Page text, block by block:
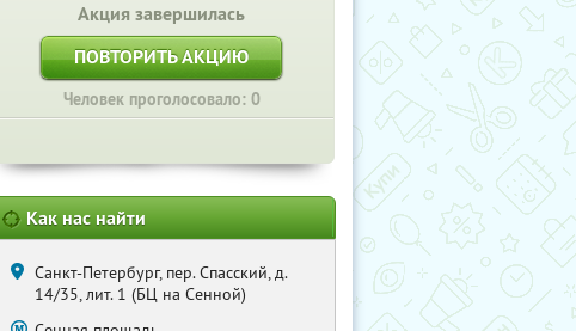
Акция завершилась
ПОВТОРИТЬ АКЦИЮ
Человек проголосовало: 0
Как нас найти
Санкт-Петербург, пер. Спасский, д.
14/35, лит. 1 (БЦ на Сенной)